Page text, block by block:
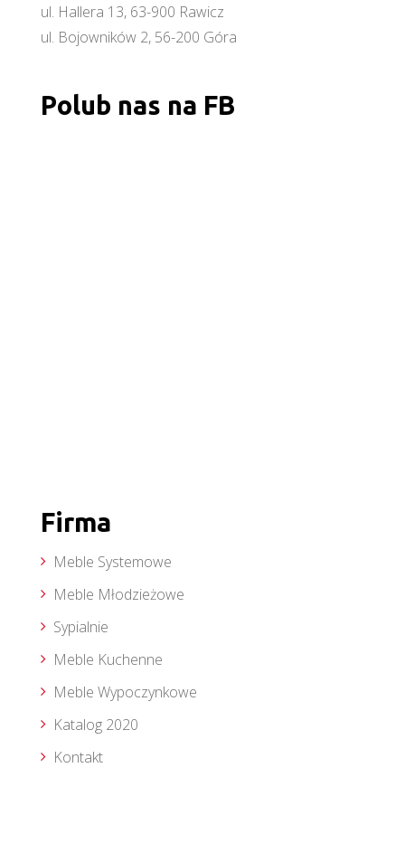
ul. Hallera 13, 63-900 Rawicz
ul. Bojowników 2, 56-200 Góra
Polub nas na FB
Firma
Meble Systemowe
Meble Młodzieżowe
Sypialnie
Meble Kuchenne
Meble Wypoczynkowe
Katalog 2020
Kontakt